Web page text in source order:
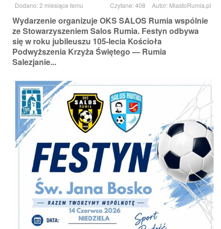
Dodano: 2 miesiące temu Czytane: 408 Autor: MiastoRumia.pl
Wydarzenie organizuje OKS SALOS Rumia wspólnie
ze Stowarzyszeniem Salos Rumia. Festyn odbywa
się w roku jubileuszu 105-lecia Kościoła
Podwyższenia Krzyża Świętego — Rumia
Salezjanie...